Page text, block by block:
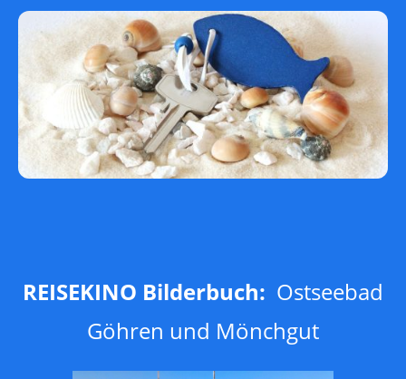
REISEKINO Bilderbuch: Ostseebad
Göhren und Mönchgut